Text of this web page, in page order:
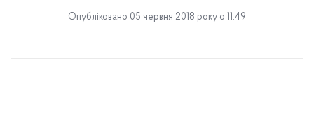
Опубліковано 05 червня 2018 року о 11:49